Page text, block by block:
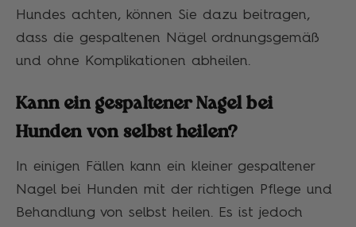
Hundes achten, können Sie dazu beitragen,
dass die gespaltenen Nägel ordnungsgemäß
und ohne Komplikationen abheilen.
Kann ein gespaltener Nagel bei
Hunden von selbst heilen?
In einigen Fällen kann ein kleiner gespaltener
Nagel bei Hunden mit der richtigen Pflege und
Behandlung von selbst heilen. Es ist jedoch